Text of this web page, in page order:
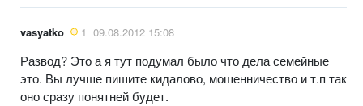
vasyatko 1 09.08.2012 15:08
Развод? Это а я тут подумал было что дела семейные
это. Вы лучше пишите кидалово, мошенничество и т.п так
оно сразу понятней будет.